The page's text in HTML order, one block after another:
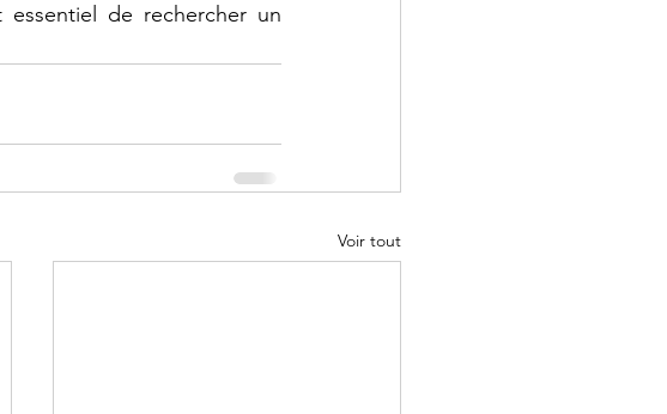
de rechercher un
Voir tout